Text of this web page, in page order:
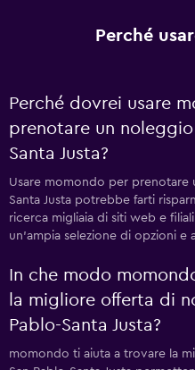
Perché
Perché dovrei usare
prenotare un
Santa Justa?
Usare momondo per prenotare
Santa Justa potrebbe farti
ricerca migliaia di siti web e
un'ampia selezione di opzioni e
In che modo
la migliore offerta di
Pablo-Santa Justa?
momondo ti aiuta a trovare la